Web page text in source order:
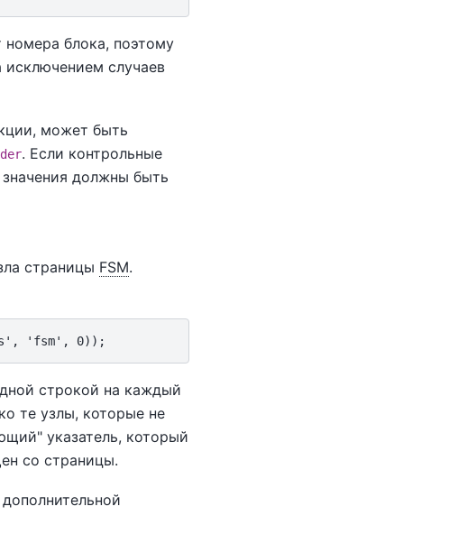
номера блока, поэтому
случаев
может быть
. Если контрольные
должны быть
страницы FSM.
строкой на каждый
те узлы, которые не
указатель, который
со страницы.